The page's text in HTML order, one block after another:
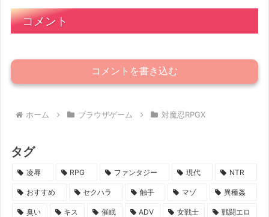
コメント
コメントを書き込む
ホーム ブラウザゲーム 対魔忍RPGX
タグ
凌辱 RPG ファンタジー 現代 NTR
おすすめ セクハラ 触手 マゾ 異種姦
臭い キス 催眠 ADV 女戦士 戦闘エロ